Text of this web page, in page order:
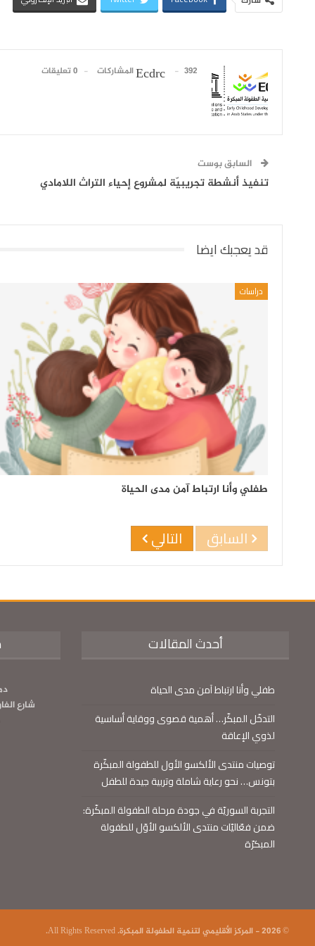
Ecdrc 392 المشاركات 0 تعليقات
السابق بوست
تنفيذ أنشطة تجريبيّة لمشروع إحياء التراث اللامادي
قد يعجبك ايضا
دراسات
طفلي وأنا ارتباط آمن مدى الحياة
السابق التالي
أحدث المقالات
طفلي وأنا ارتباط آمن مدى الحياة
التدخّل المبكّر… أهمية قصوى ووقاية أساسية
لذوي الإعاقة
توصيات منتدى الألكسو الأول للطفولة المبكّرة
بتونس… نحو رعاية شاملة وتربية جيدة للطفل
التجربة السوريّة في جودة مرحلة الطفولة المبكّرة:
ضمن فعّاليّات منتدى الألكسو الأوّل للطفولة
المبكرّة
شارع
© 2026 - المركز الأقليمي لتنمية الطفولة المبكرة. All Rights Reserved.